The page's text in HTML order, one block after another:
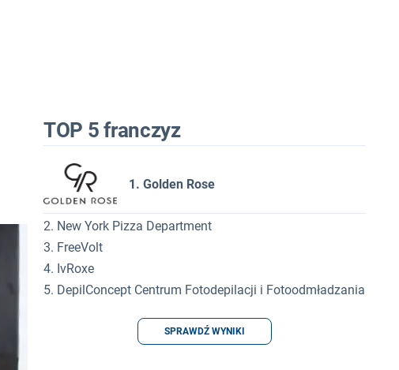
TOP 5 franczyz
1. Golden Rose
2. New York Pizza Department
3. FreeVolt
4. IvRoxe
5. DepilConcept Centrum Fotodepilacji i Fotoodmładzania
SPRAWDŹ WYNIKI